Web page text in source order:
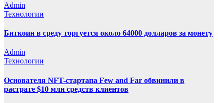
Admin
Технологии
Биткоин в среду торгуется около 64000 долларов за монету
Admin
Технологии
Основателя NFT-стартапа Few and Far обвинили в
растрате $10 млн средств клиентов